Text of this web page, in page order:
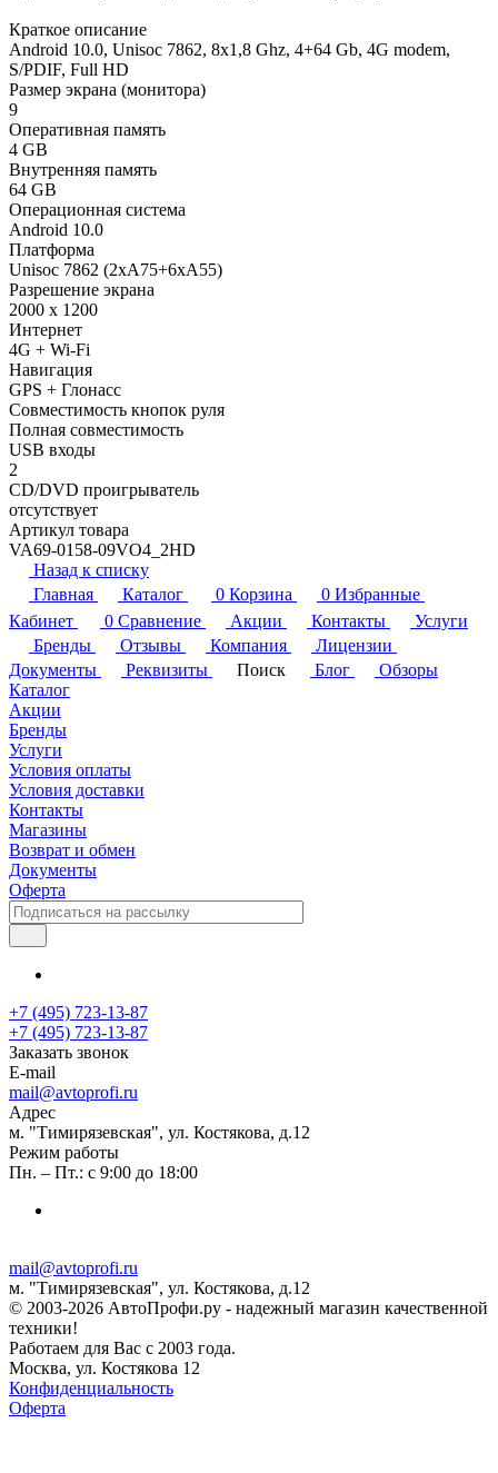
Краткое описание
Android 10.0, Unisoc 7862, 8х1,8 Ghz, 4+64 Gb, 4G modem,
S/PDIF, Full HD
Размер экрана (монитора)
9
Оперативная память
4 GB
Внутренняя память
64 GB
Операционная система
Android 10.0
Платформа
Unisoc 7862 (2xA75+6xA55)
Разрешение экрана
2000 x 1200
Интернет
4G + Wi-Fi
Навигация
GPS + Глонасс
Совместимость кнопок руля
Полная совместимость
USB входы
2
CD/DVD проигрыватель
отсутствует
Артикул товара
VA69-0158-09VO4_2HD
Назад к списку
Главная
Каталог 0 Корзина 0 Избранные
Кабинет
0 Сравнение Акции Контакты
Услуги
Бренды
Отзывы Компания
Лицензии
Документы
Реквизиты Поиск Блог
Обзоры
Каталог
Акции
Бренды
Услуги
Условия оплаты
Условия доставки
Контакты
Магазины
Возврат и обмен
Документы
Оферта
+7 (495) 723-13-87
+7 (495) 723-13-87
Заказать звонок
E-mail
mail@avtoprofi.ru
Адрес
м. "Тимирязевская", ул. Костякова, д.12
Режим работы
Пн. – Пт.: с 9:00 до 18:00
mail@avtoprofi.ru
м. "Тимирязевская", ул. Костякова, д.12
© 2003-2026 АвтоПрофи.ру - надежный магазин качественной
техники!
Работаем для Вас с 2003 года.
Москва, ул. Костякова 12
Конфиденциальность
Оферта